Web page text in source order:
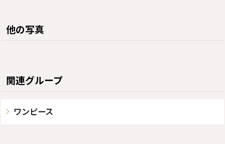
他の写真
関連グループ
ワンピース